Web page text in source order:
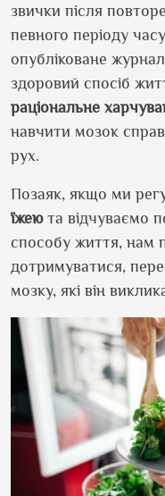
звички після
певного періоду
опубліковане
здоровий спосіб
раціональне
навчити мозок
рух.
Позаяк, якщо ми
їжеюта відчуваємо
способу життя, нам
дотримуватися,
мозку, які він